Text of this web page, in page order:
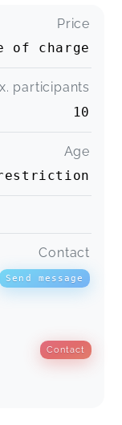
Price
of charge
participants
10
Age
Contact
Send message
Contact